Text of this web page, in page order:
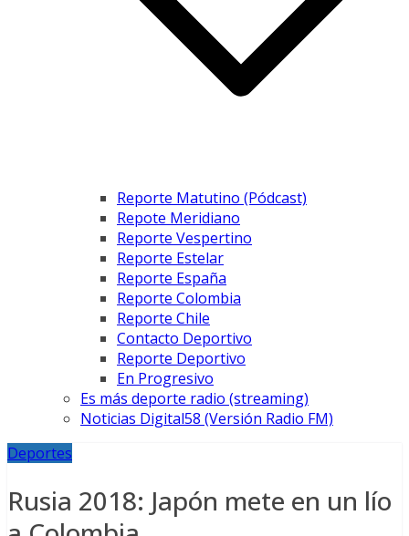
Reporte Matutino (Pódcast)
Repote Meridiano
Reporte Vespertino
Reporte Estelar
Reporte España
Reporte Colombia
Reporte Chile
Contacto Deportivo
Reporte Deportivo
En Progresivo
Es más deporte radio (streaming)
Noticias Digital58 (Versión Radio FM)
Deportes
Rusia 2018: Japón mete en un lío